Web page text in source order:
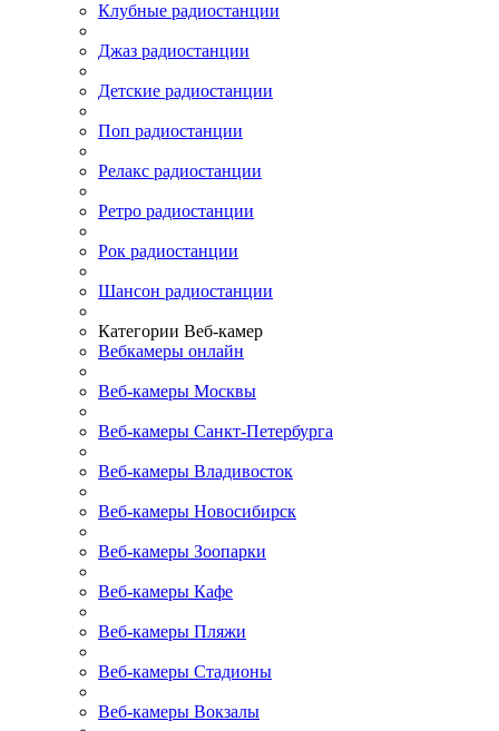
Клубные радиостанции
Джаз радиостанции
Детские радиостанции
Поп радиостанции
Релакс радиостанции
Ретро радиостанции
Рок радиостанции
Шансон радиостанции
Категории Веб-камер
Вебкамеры онлайн
Веб-камеры Москвы
Веб-камеры Санкт-Петербурга
Веб-камеры Владивосток
Веб-камеры Новосибирск
Веб-камеры Зоопарки
Веб-камеры Кафе
Веб-камеры Пляжи
Веб-камеры Стадионы
Веб-камеры Вокзалы